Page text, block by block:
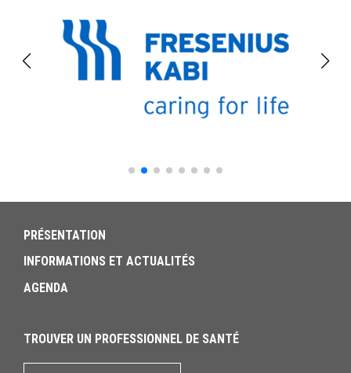
PRÉSENTATION
INFORMATIONS ET ACTUALITÉS
AGENDA
TROUVER UN PROFESSIONNEL DE SANTÉ